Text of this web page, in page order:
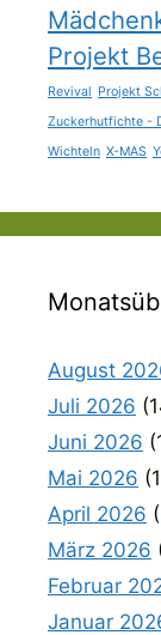
Projekt
Revival Projekt
Zuckerhutfichte -
Wichteln X-MAS
August
Juli 2026
Juni 2026
Mai 2026
April 2026
März 2026
Februar
Januar